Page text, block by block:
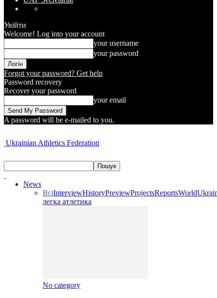
Увійти
Welcome! Log into your account
your username
your password
Forgot your password? Get help
Password recovery
Recover your password
your email
A password will be e-mailed to you.
Ukrainian Athletics Federation
News
ВсіInterviewHistoryPreviewProjectsReportsWorld
легка атлетика
No category